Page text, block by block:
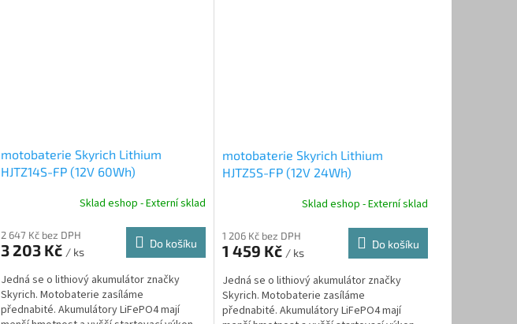
motobaterie Skyrich Lithium
HJTZ14S-FP (12V 60Wh)
Sklad eshop - Externí sklad
2 647 Kč bez DPH
3 203 Kč / ks
Do košíku
Jedná se o lithiový akumulátor značky
Skyrich. Motobaterie zasíláme
přednabité. Akumulátory LiFePO4 mají
motobaterie Skyrich Lithium
HJTZ5S-FP (12V 24Wh)
Sklad eshop - Externí sklad
1 206 Kč bez DPH
1 459 Kč / ks
Do košíku
Jedná se o lithiový akumulátor značky
Skyrich. Motobaterie zasíláme
přednabité. Akumulátory LiFePO4 mají